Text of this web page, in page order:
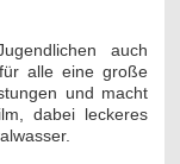
auch
alle eine große
und macht
dabei leckeres